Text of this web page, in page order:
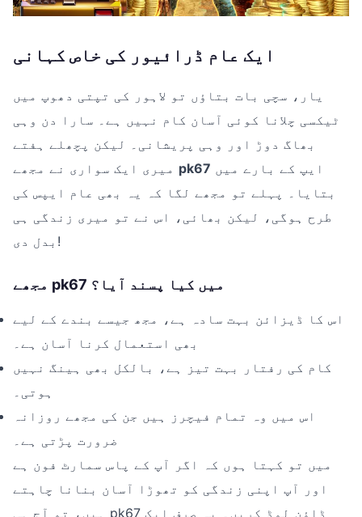
ایک عام ڈرائیور کی خاص کہانی
یار، سچی بات بتاؤں تو لاہور کی تپتی دھوپ میں
ٹیکسی چلانا کوئی آسان کام نہیں ہے۔ سارا دن وہی
بھاگ دوڑ اور وہی پریشانی۔ لیکن پچھلے ہفتے
pk67
بتایا۔ پہلے تو مجھے لگا کہ یہ بھی عام ایپس کی
طرح ہوگی، لیکن بھائی، اس نے تو میری زندگی ہی
بدل دی!
مجھے pk67 میں کیا پسند آیا؟
اس کا ڈیزائن بہت سادہ ہے، مجھ جیسے بندے کے لیے
بھی استعمال کرنا آسان ہے۔
کام کی رفتار بہت تیز ہے، بالکل بھی ہینگ نہیں
ہوتی۔
اس میں وہ تمام فیچرز ہیں جن کی مجھے روزانہ
ضرورت پڑتی ہے۔
میں تو کہتا ہوں کہ اگر آپ کے پاس سمارٹ فون ہے
اور آپ اپنی زندگی کو تھوڑا آسان بنانا چاہتے
ہیں، تو آج ہی pk67 ڈاؤن لوڈ کریں۔ یہ صرف ایک